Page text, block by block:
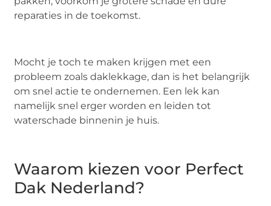
reparaties in de toekomst.
Mocht je toch te maken krijgen met een
probleem zoals daklekkage, dan is het belangrijk
om snel actie te ondernemen. Een lek kan
namelijk snel erger worden en leiden tot
waterschade binnenin je huis.
Waarom kiezen voor Perfect
Dak Nederland?